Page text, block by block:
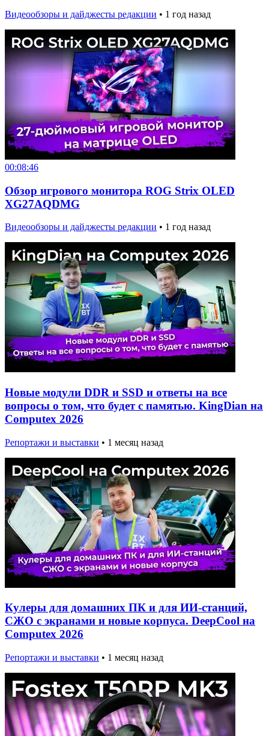
Видеообзоры и дайджесты редакции • 1 год назад
00:08:46
Обзор игрового монитора ROG Strix OLED
XG27AQDMG
Видеообзоры и дайджесты редакции • 1 год назад
Новые модули DDR и SSD и ответы на все
вопросы о том, что будет с памятью. KingDian на
Computex 2026
Репортажи и выставки • 1 месяц назад
Кулеры для домашних ПК и для ИИ-станций,
СЖО с экранами и новые корпуса. DeepCool на
Computex 2026
Репортажи и выставки • 1 месяц назад